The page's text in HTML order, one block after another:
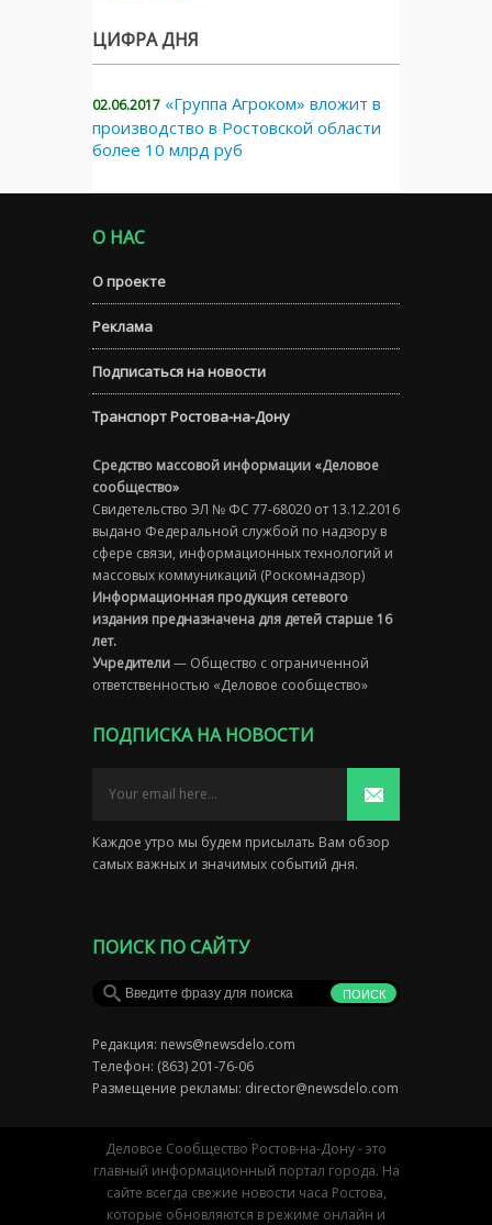
ЦИФРА ДНЯ
02.06.2017 «Группа Агроком» вложит в
производство в Ростовской области
более 10 млрд руб
О НАС
О проекте
Реклама
Подписаться на новости
Транспорт Ростова-на-Дону
Средство массовой информации «Деловое
сообщество»
Свидетельство ЭЛ № ФС 77-68020 от 13.12.2016
выдано Федеральной службой по надзору в
сфере связи, информационных технологий и
массовых коммуникаций (Роскомнадзор)
Информационная продукция сетевого
издания предназначена для детей старше 16
лет.
Учредители— Общество с ограниченной
ответственностью «Деловое сообщество»
ПОДПИСКА НА НОВОСТИ
Каждое утро мы будем присылать Вам обзор
самых важных и значимых событий дня.
ПОИСК ПО САЙТУ
Редакция: news@newsdelo.com
Телефон: (863) 201-76-06
Размещение рекламы: director@newsdelo.com
Деловое Сообщество Ростов-на-Дону - это
главный информационный портал города. На
сайте всегда свежие новости часа Ростова,
которые обновляются в режиме онлайн и